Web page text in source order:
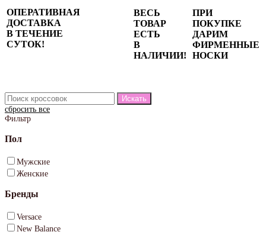
ОПЕРАТИВНАЯ
ДОСТАВКА
В ТЕЧЕНИЕ
СУТОК!
ВЕСЬ
ТОВАР
ЕСТЬ
В
НАЛИЧИИ!
ПРИ
ПОКУПКЕ
ДАРИМ
ФИРМЕННЫЕ
НОСКИ
сбросить все
Фильтр
Пол
Мужские
Женские
Бренды
Versace
New Balance